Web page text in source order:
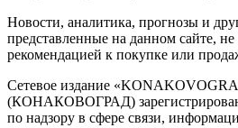
Новости, аналитика, прогнозы и
представленные на данном сайте,
рекомендацией к покупке или
Сетевое издание
(КОНАКОВОГРАД)
по надзору в сфере связи,